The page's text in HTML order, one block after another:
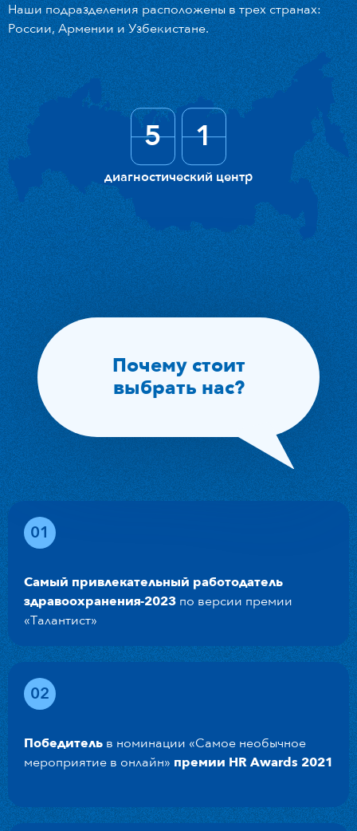
Наши подразделения расположены в трех странах:
России, Армении и Узбекистане.
515 1
диагностический центр
Почему стоит
выбрать нас?
01
Самый привлекательный работодатель
здравоохранения-2023 по версии премии
«Талантист»
02
Победитель в номинации «Самое необычное
мероприятие в онлайн» премии HR Awards 2021